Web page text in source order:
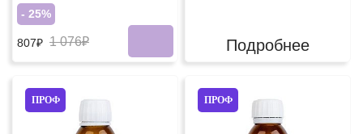
- 25%
807₽ 1 076₽ Подробнее
ПРОФ ПРОФ